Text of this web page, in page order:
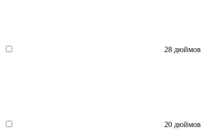
28 дюймов
20 дюймов